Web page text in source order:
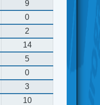
9
0
2
14
5
0
3
10